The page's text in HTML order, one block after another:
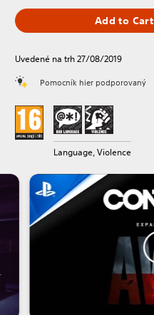
Add to Cart
Uvedené na trh 27/08/2019
Pomocník hier podporovaný
Language, Violence